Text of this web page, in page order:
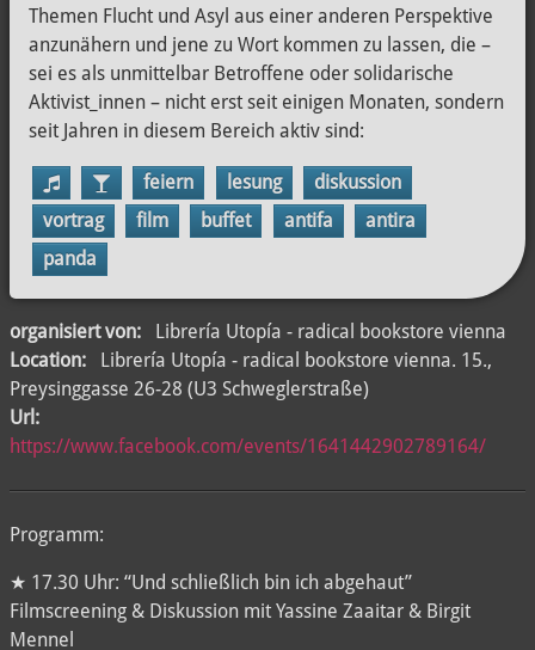
Themen Flucht und Asyl aus einer anderen Perspektive
anzunähern und jene zu Wort kommen zu lassen, die –
sei es als unmittelbar Betroffene oder solidarische
Aktivist_innen – nicht erst seit einigen Monaten, sondern
seit Jahren in diesem Bereich aktiv sind:
feiern lesung
diskussion
vortrag
film buffet antifa
antira
panda
organisiert von:
Librería Utopía - radical bookstore vienna
Location:
Librería Utopía - radical bookstore vienna. 15.,
Preysinggasse 26-28 (U3 Schweglerstraße)
Url:
https://www.facebook.com/events/1641442902789164/
Programm:
★ 17.30 Uhr: “Und schließlich bin ich abgehaut”
Filmscreening & Diskussion mit Yassine Zaaitar & Birgit
Mennel